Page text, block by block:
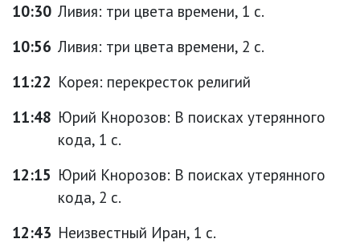
10:30 Ливия: три цвета времени, 1 с.
10:56 Ливия: три цвета времени, 2 с.
11:22 Корея: перекресток религий
11:48 Юрий Кнорозов: В поисках утерянного
кода, 1 с.
12:15 Юрий Кнорозов: В поисках утерянного
кода, 2 с.
12:43 Неизвестный Иран, 1 с.